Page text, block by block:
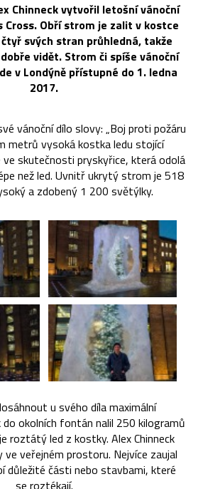
Chinneck vytvořil letošní vánoční
Cross. Obří strom je zalit v kostce
svých stran průhledná, takže
vidět. Strom či spíše vánoční
v Londýně přístupné do 1. ledna
2017.
vánoční dílo slovy: „Boj proti požáru
metrů vysoká kostka ledu stojící
ve skutečnosti pryskyřice, která odolá
než led. Uvnitř ukrytý strom je 518
a zdobený 1 200 světýlky.
u svého díla maximální
okolních fontán nalil 250 kilogramů
roztátý led z kostky. Alex Chinneck
ve veřejném prostoru. Nejvíce zaujal
důležité části nebo stavbami, které
se roztékají.